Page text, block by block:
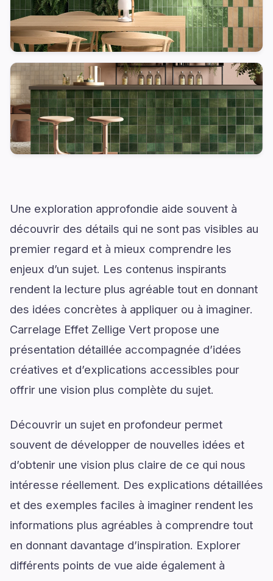
Une exploration approfondie aide souvent à
découvrir des détails qui ne sont pas visibles au
premier regard et à mieux comprendre les
enjeux d’un sujet. Les contenus inspirants
rendent la lecture plus agréable tout en donnant
des idées concrètes à appliquer ou à imaginer.
Carrelage Effet Zellige Vert propose une
présentation détaillée accompagnée d’idées
créatives et d’explications accessibles pour
offrir une vision plus complète du sujet.
Découvrir un sujet en profondeur permet
souvent de développer de nouvelles idées et
d’obtenir une vision plus claire de ce qui nous
intéresse réellement. Des explications détaillées
et des exemples faciles à imaginer rendent les
informations plus agréables à comprendre tout
en donnant davantage d’inspiration. Explorer
différents points de vue aide également à